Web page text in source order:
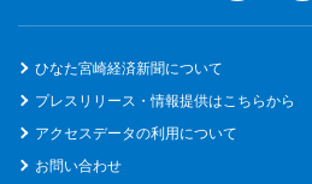
ひなた宮崎経済新聞について
プレスリリース・情報提供はこちらから
アクセスデータの利用について
お問い合わせ